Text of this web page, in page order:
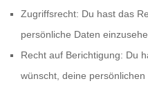
Zugriffsrecht: Du hast das
persönliche Daten
Recht auf Berichtigung: Du
wünscht, deine